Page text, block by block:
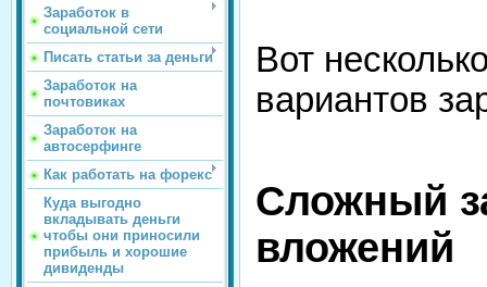
Заработок в
социальной сети
Писать статьи за деньги
Заработок на
почтовиках
Заработок на
автосерфинге
Как работать на форекс
Куда выгодно
вкладывать деньги
чтобы они приносили
прибыль и хорошие
дивиденды
Вот
вариантов
Сложный
вложений